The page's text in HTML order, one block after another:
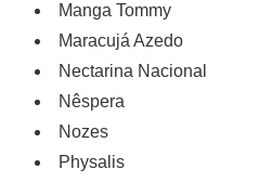
Manga Tommy
Maracujá Azedo
Nectarina Nacional
Nêspera
Nozes
Physalis